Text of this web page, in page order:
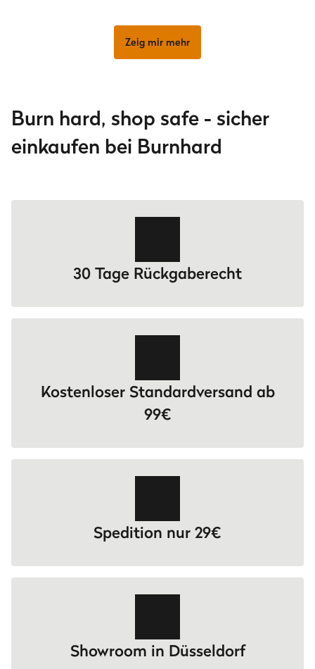
Zeig mir mehr
Burn hard, shop safe - sicher
einkaufen bei Burnhard
30 Tage Rückgaberecht
Kostenloser Standardversand ab
99€
Spedition nur 29€
Showroom in Düsseldorf